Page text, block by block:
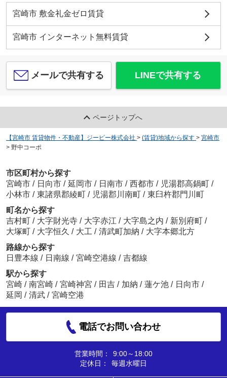
宮崎市 敷金礼金ゼロ賃貸
宮崎市 インターネット無料賃貸
メールで共有する LINEで共有する
ページトップへ
【宮崎市 賃貸物件・不動産】ジーピー株式会社 > (賃貸)地域から探す > 宮崎市
> 野中コーポ
市区町村から探す
宮崎市 / 日向市 / 延岡市 / 日南市 / 西都市 / 児湯郡高鍋町 /
小林市 / 東諸県郡綾町 / 児湯郡川南町 / 東臼杵郡門川町
町名から探す
吉村町 / 大字財光寺 / 大字赤江 / 大字島之内 / 新別府町 /
大塚町 / 大字恒久 / 大工 / 清武町加納 / 大字本郷北方
路線から探す
日豊本線 / 日南線 / 宮崎空港線 / 吉都線
駅から探す
宮崎 / 南宮崎 / 宮崎神宮 / 田吉 / 加納 / 蓮ケ池 / 日向市 /
延岡 / 清武 / 宮崎空港
電話でお問い合わせ
営業時間：
9:00～18:00
定休日：
毎週水曜日